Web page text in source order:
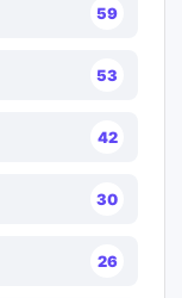
59
53
42
30
26